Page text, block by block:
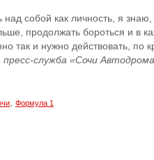
собой как личность, я
продолжать бороться и в
так и нужно действовать, по
служба «Сочи
Формула 1